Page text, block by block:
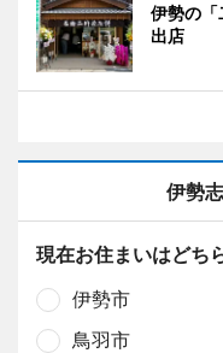
伊勢の「
出店
伊勢
現在お住まいはどち
伊勢市
鳥羽市